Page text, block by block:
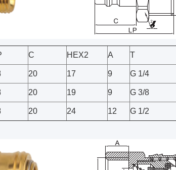
C HEX2 A T
20 17 9 G 1/4
20 19 9 G 3/8
20 24 12 G 1/2